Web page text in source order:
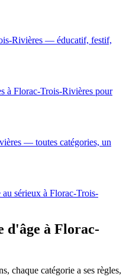
Rivières — éducatif, festif,
à Florac-Trois-Rivières pour
— toutes catégories, un
au sérieux à Florac-Trois-
d'âge à Florac-
chaque catégorie a ses règles,